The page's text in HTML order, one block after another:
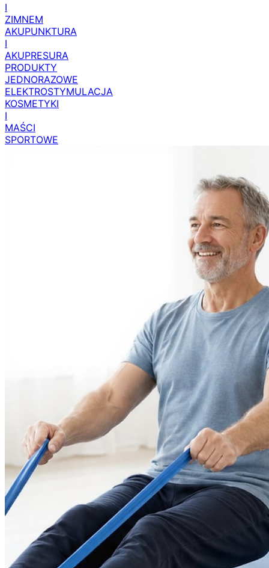
I
ZIMNEM
AKUPUNKTURA
I
AKUPRESURA
PRODUKTY
JEDNORAZOWE
ELEKTROSTYMULACJA
KOSMETYKI
I
MAŚCI
SPORTOWE